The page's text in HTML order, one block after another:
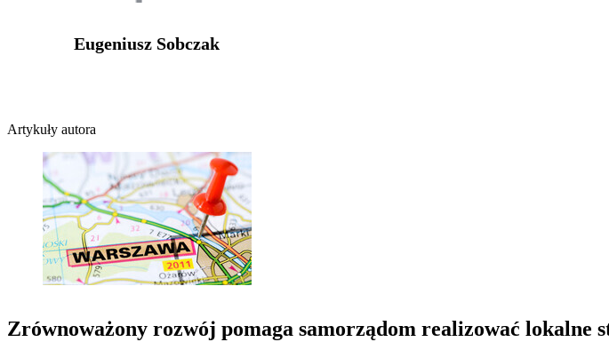
Eugeniusz Sobczak
Artykuły autora
Zrównoważony rozwój pomaga samorządom realizować lokalne